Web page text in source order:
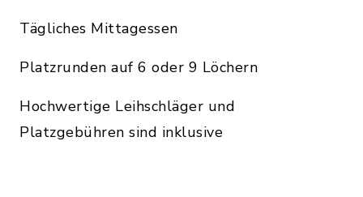
Tägliches Mittagessen
Platzrunden auf 6 oder 9 Löchern
Hochwertige Leihschläger und
Platzgebühren sind inklusive